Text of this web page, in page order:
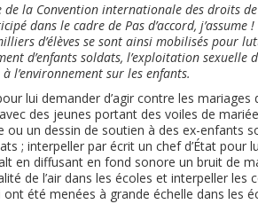
de la Convention internationale des droits
dans le cadre de Pas d’accord, j’assume !
d’élèves se sont ainsi mobilisés pour
d’enfants soldats, l’exploitation sexuelle
l’environnement sur les enfants.
lui demander d’agir contre les mariages
des jeunes portant des voiles de
ou un dessin de soutien à des ex-enfants
; interpeller par écrit un chef d’État
en diffusant en fond sonore un bruit de
de l’air dans les écoles et interpeller les
été menées à grande échelle dans les